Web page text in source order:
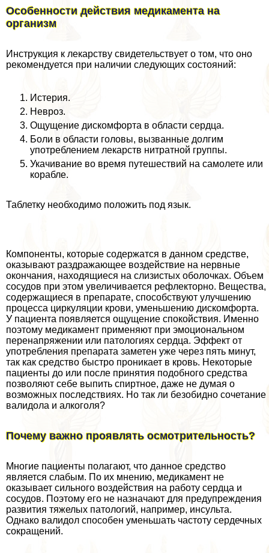
Особенности действия медикамента на
организм
Инструкция к лекарству свидетельствует о том, что оно
рекомендуется при наличии следующих состояний:
Истерия.
Невроз.
Ощущение дискомфорта в области сердца.
Боли в области головы, вызванные долгим
употрeблением лекарств нитратной группы.
Укачивание во время путешествий на самолете или
корабле.
Таблетку необходимо положить под язык.
Компоненты, которые содержатся в данном средстве,
оказывают раздражающее воздействие на нервные
окончания, находящиеся на слизистых оболочках. Объем
сосудов при этом увеличивается рефлекторно. Вещества,
содержащиеся в препарате, способствуют улучшению
процесса циркуляции крови, уменьшению дискомфорта.
У пациента появляется ощущение спокойствия. Именно
поэтому медикамент применяют при эмоциональном
перенапряжении или патологиях сердца. Эффект от
употрeбления препарата заметен уже через пять минут,
так как средство быстро проникает в кровь. Некоторые
пациенты до или после принятия подобного средства
позволяют себе выпить спиртное, даже не думая о
возможных последствиях. Но так ли безобидно сочетание
валидола и алкоголя?
Почему важно проявлять осмотрительность?
Многие пациенты полагают, что данное средство
является слабым. По их мнению, медикамент не
оказывает сильного воздействия на работу сердца и
сосудов. Поэтому его не назначают для предупреждения
развития тяжелых патологий, например, инсульта.
Однако валидол способен уменьшать частоту сердечных
сокращений.